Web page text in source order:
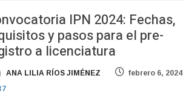
IPN 2024: Fechas,
y pasos para el pre-
a licenciatura
ANA LILIA RÍOS JIMÉNEZ
febrero 6, 2024